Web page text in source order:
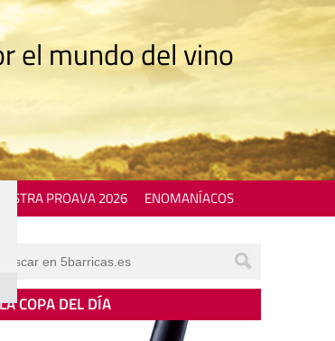
el mundo del vino
MOSTRA PROAVA 2026 ENOMANÍACOS
LA COPA DEL DÍA